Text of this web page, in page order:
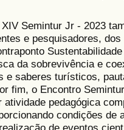
Semintur Jr - 2023
e pesquisadores,
da sobrevivência e
e saberes turísticos,
fim, o Encontro
atividade pedagógica
condições de
de eventos